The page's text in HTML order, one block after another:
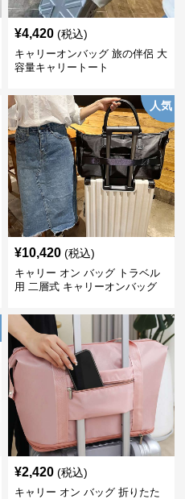
¥4,420 (税込)
キャリーオンバッグ 旅の伴侶 大
容量キャリートート
人気
¥10,420 (税込)
キャリー オン バッグ トラベル
用 二層式 キャリーオンバッグ
¥2,420 (税込)
キャリー オン バッグ 折りたた